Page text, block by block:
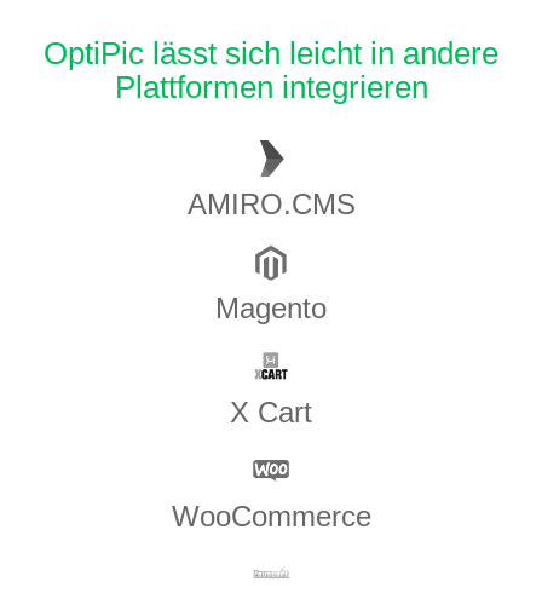
OptiPic lässt sich leicht in andere
Plattformen integrieren
AMIRO.CMS
Magento
X Cart
WooCommerce